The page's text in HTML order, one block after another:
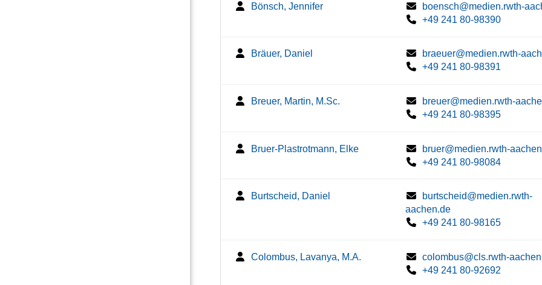
Bönsch, Jennifer
boensch@medien.rwth-
+49 241 80-98390
Bräuer, Daniel
braeuer@medien.rwth-
+49 241 80-98391
Breuer, Martin, M.Sc.
breuer@medien.rwth-
+49 241 80-98395
Bruer-Plastrotmann, Elke
bruer@medien.rwth-
+49 241 80-98084
Burtscheid, Daniel
burtscheid@medien.rwth-
aachen.de
+49 241 80-98165
Colombus, Lavanya, M.A.
colombus@cls.rwth-
+49 241 80-92692